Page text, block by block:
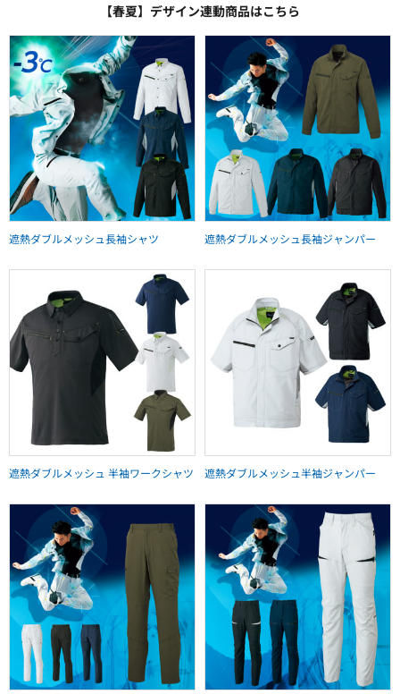
【春夏】デザイン連動商品はこちら
遮熱ダブルメッシュ長袖シャツ 遮熱ダブルメッシュ長袖ジャンパー
遮熱ダブルメッシュ 半袖ワークシャツ 遮熱ダブルメッシュ半袖ジャンパー